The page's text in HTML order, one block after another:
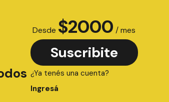
Desde $2000 / mes
Suscribite
¿Ya tenés una cuenta?
Ingresá